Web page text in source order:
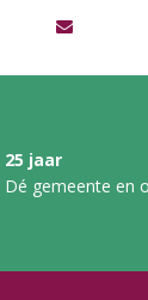
25 jaar
Dé gemeente en